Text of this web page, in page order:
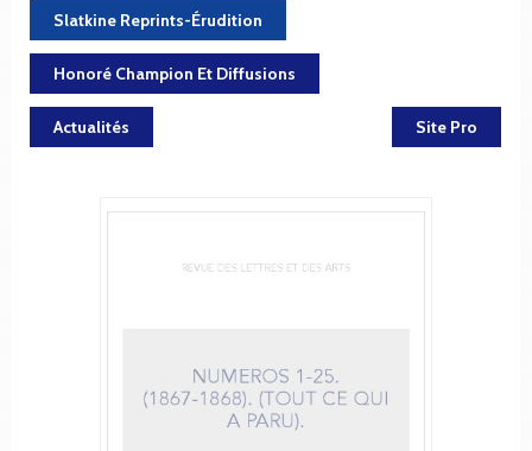
Slatkine Reprints-Érudition
Honoré Champion Et Diffusions
Actualités Site Pro